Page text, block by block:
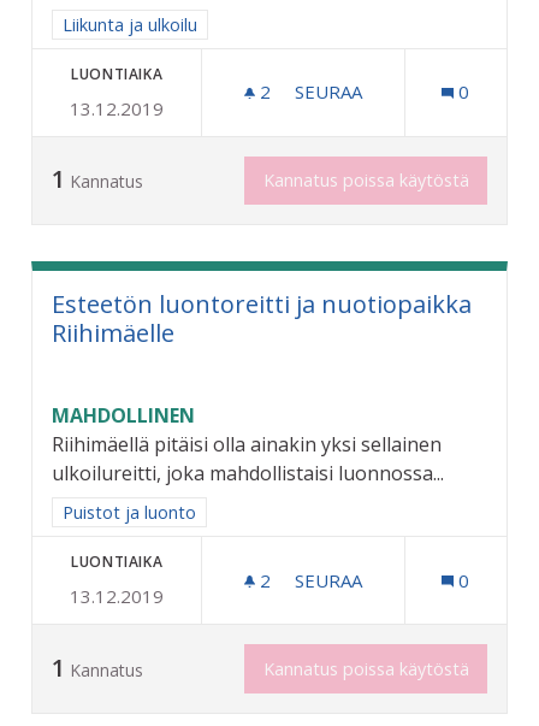
Rajaa tulokset aihepiirin mukaan: Liikunta ja ulkoilu
Liikunta ja ulkoilu
LUONTIAIKA
13.12.2019
2 2 SEURAAJAA
SEURAA 0
1 Kannatus Kannatus poissa käytöstä
Esteetön luontoreitti ja nuotiopaikka
Riihimäelle
MAHDOLLINEN
Riihimäellä pitäisi olla ainakin yksi sellainen
ulkoilureitti, joka mahdollistaisi luonnossa...
Rajaa tulokset aihepiirin mukaan: Puistot ja luonto
Puistot ja luonto
LUONTIAIKA
13.12.2019
2 2 SEURAAJAA
SEURAA 0
1 Kannatus Kannatus poissa käytöstä